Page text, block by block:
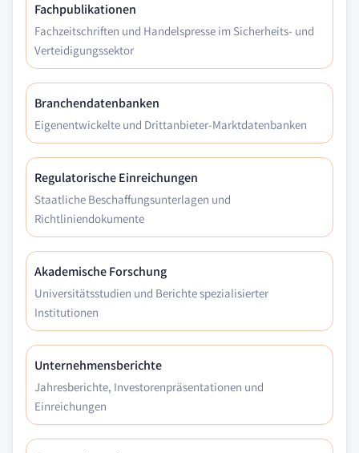
Fachpublikationen
Fachzeitschriften und Handelspresse im Sicherheits- und
Verteidigungssektor
Branchendatenbanken
Eigenentwickelte und Drittanbieter-Marktdatenbanken
Regulatorische Einreichungen
Staatliche Beschaffungsunterlagen und
Richtliniendokumente
Akademische Forschung
Universitätsstudien und Berichte spezialisierter
Institutionen
Unternehmensberichte
Jahresberichte, Investorenpräsentationen und
Einreichungen